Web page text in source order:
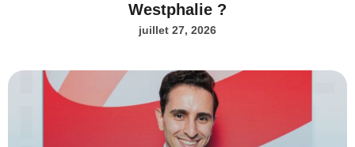
Westphalie ?
juillet 27, 2026